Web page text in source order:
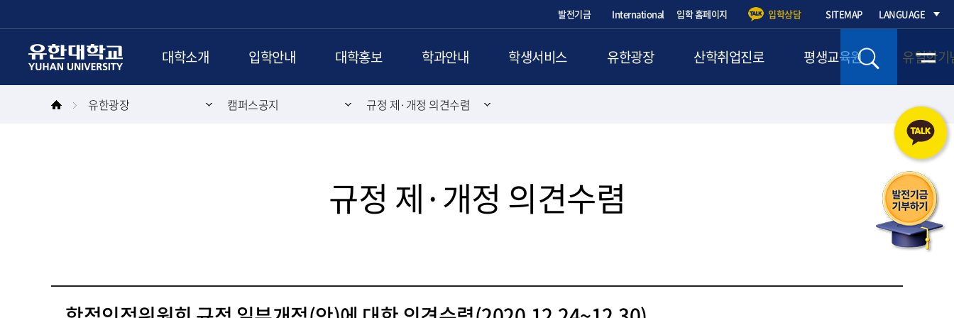
발전기금 International 입학 홈페이지 입학상담 SITEMAP LANGUAGE
대학소개 입학안내 대학홍보 학과안내 학생서비스 유한광장 산학취업진로 평생교육원 유일한기
입학의 모든 것
궁금한 점이 무
유한광장 캠퍼스공지 규정 제·개정 의견수렴
규정 제·개정 의견수렴